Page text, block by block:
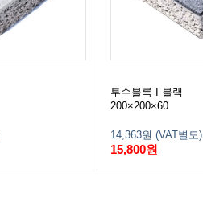
투수블록 I 블랙
200×200×60
14,363원 (VAT별도)
15,800원